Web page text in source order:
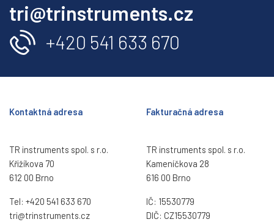
tri@trinstruments.cz
+420 541 633 670
Kontaktná adresa
TR instruments spol. s r.o.
Křižíkova 70
612 00 Brno
Tel: +420 541 633 670
tri@trinstruments.cz
Fakturačná adresa
TR instruments spol. s r.o.
Kameníčkova 28
616 00 Brno
IČ: 15530779
DIČ: CZ15530779